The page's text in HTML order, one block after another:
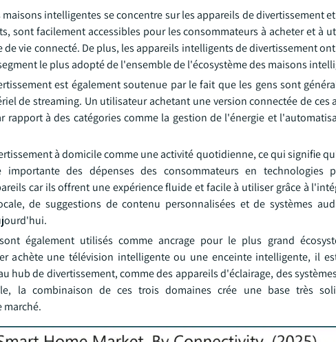
intelligentes se concentre sur les appareils de divertissement
sont facilement accessibles pour les consommateurs à acheter et à
vie connecté. De plus, les appareils intelligents de divertissement
le plus adopté de l'ensemble de l'écosystème des maisons
est également soutenue par le fait que les gens sont
de streaming. Un utilisateur achetant une version connectée de ces
rapport à des catégories comme la gestion de l'énergie et
à domicile comme une activité quotidienne, ce qui signifie
des dépenses des consommateurs en technologies
car ils offrent une expérience fluide et facile à utiliser grâce à
de suggestions de contenu personnalisées et de systèmes
également utilisés comme ancrage pour le plus grand
achète une télévision intelligente ou une enceinte intelligente, il
hub de divertissement, comme des appareils d'éclairage, des
la combinaison de ces trois domaines crée une base très